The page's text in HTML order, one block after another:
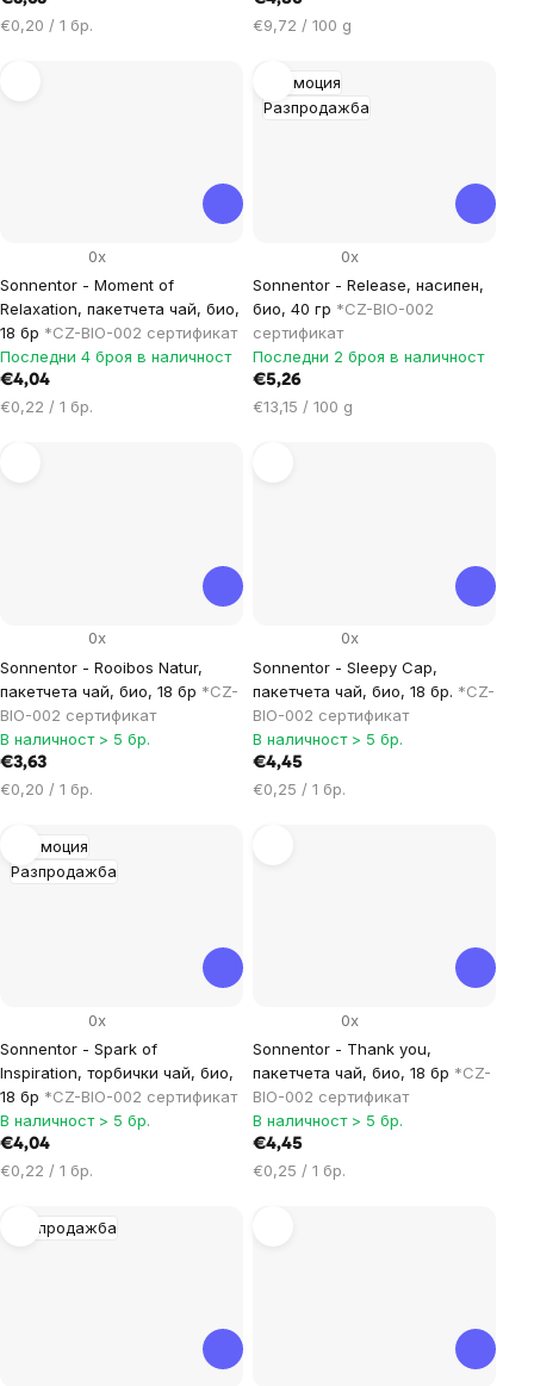
Цена
€0,20 / 1 бр.
Цена
мярка:
€9,72 / 100 g
Sonnentor - Moment of
Relaxation, пакетчета чай, био,
18 бр *CZ-BIO-002 сертификат
0x
Последни 4 броя в наличност
€4,04
Цена
€0,22 / 1 бр.
Промоция
Разпродажба
Sonnentor - Release, насипен,
био, 40 гр *CZ-BIO-002
сертификат
0x
Последни 2 броя в наличност
€5,26
Цена
€13,15 / 100 g
Sonnentor - Rooibos Natur,
пакетчета чай, био, 18 бр *CZ-
BIO-002 сертификат
0x
В наличност > 5 бр.
€3,63
Цена
мярка:
€0,20 / 1 бр.
Sonnentor - Sleepy Cap,
пакетчета чай, био, 18 бр. *CZ-
BIO-002 сертификат
0x
В наличност > 5 бр.
€4,45
Цена
€0,25 / 1 бр.
Промоция
Разпродажба
Sonnentor - Spark of
Inspiration, торбички чай, био,
18 бр *CZ-BIO-002 сертификат
0x
В наличност > 5 бр.
€4,04
Цена
мярка:
€0,22 / 1 бр.
Sonnentor - Thank you,
пакетчета чай, био, 18 бр *CZ-
BIO-002 сертификат
0x
В наличност > 5 бр.
€4,45
Цена
€0,25 / 1 бр.
Разпродажба